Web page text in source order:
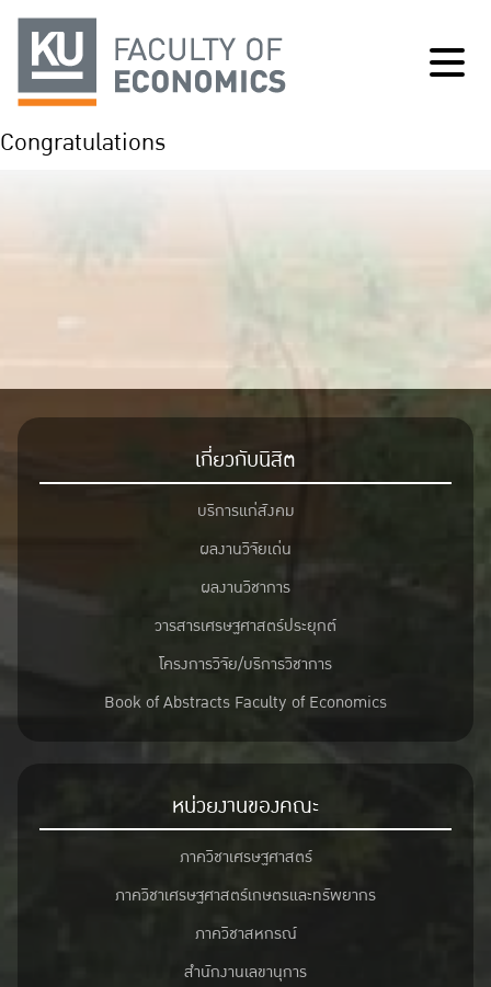
Congratulations
เกี่ยวกับนิสิต
บริการแก่สังคม
ผลงานวิจัยเด่น
ผลงานวิชาการ
วารสารเศรษฐศาสตร์ประยุกต์
โครงการวิจัย/บริการวิชาการ
Book of Abstracts Faculty of Economics
หน่วยงานของคณะ
ภาควิชาเศรษฐศาสตร์
ภาควิชาเศรษฐศาสตร์เกษตรและทรัพยากร
ภาควิชาสหกรณ์
สำนักงานเลขานุการ